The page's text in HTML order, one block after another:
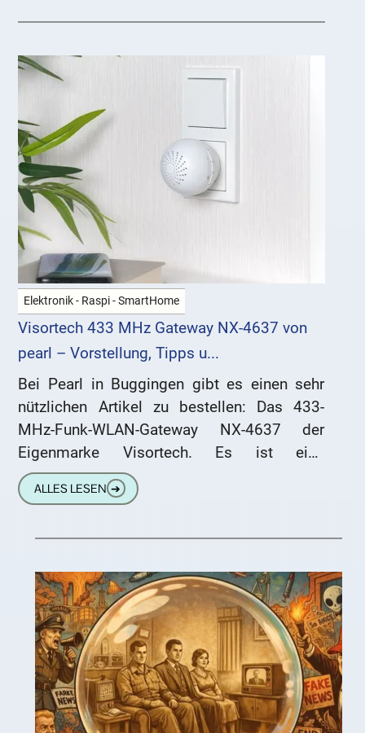
Elektronik - Raspi - SmartHome
Visortech 433 MHz Gateway NX-4637 von
pearl – Vorstellung, Tipps u...
Bei Pearl in Buggingen gibt es einen sehr
nützlichen Artikel zu bestellen: Das 433-
MHz-Funk-WLAN-Gateway NX-4637 der
Eigenmarke Visortech. Es ist eine
kostengünstige Schnittstelle zwischen
zuverlässigen 433-MHz-Artikeln und der
ALLES LESEN ➔